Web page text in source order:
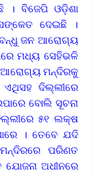
। ବିଜେପି ଓଡ଼ିଶା
ଦେଇଛି ।
ଜନ ଆରୋଗ୍ୟ
ମଧ୍ୟ ସେହିଭଳି
ଆରୋଗ୍ୟ ମନ୍ଦିରକୁ
ଦିଲ୍ଲୀରେ
ବୋଲି ସୂଚନା
୫୧ ଲକ୍ଷ
। ତେବେ ଯଦି
ପରିଣତ
ଯୋଜନା ଅଧୀନରେ